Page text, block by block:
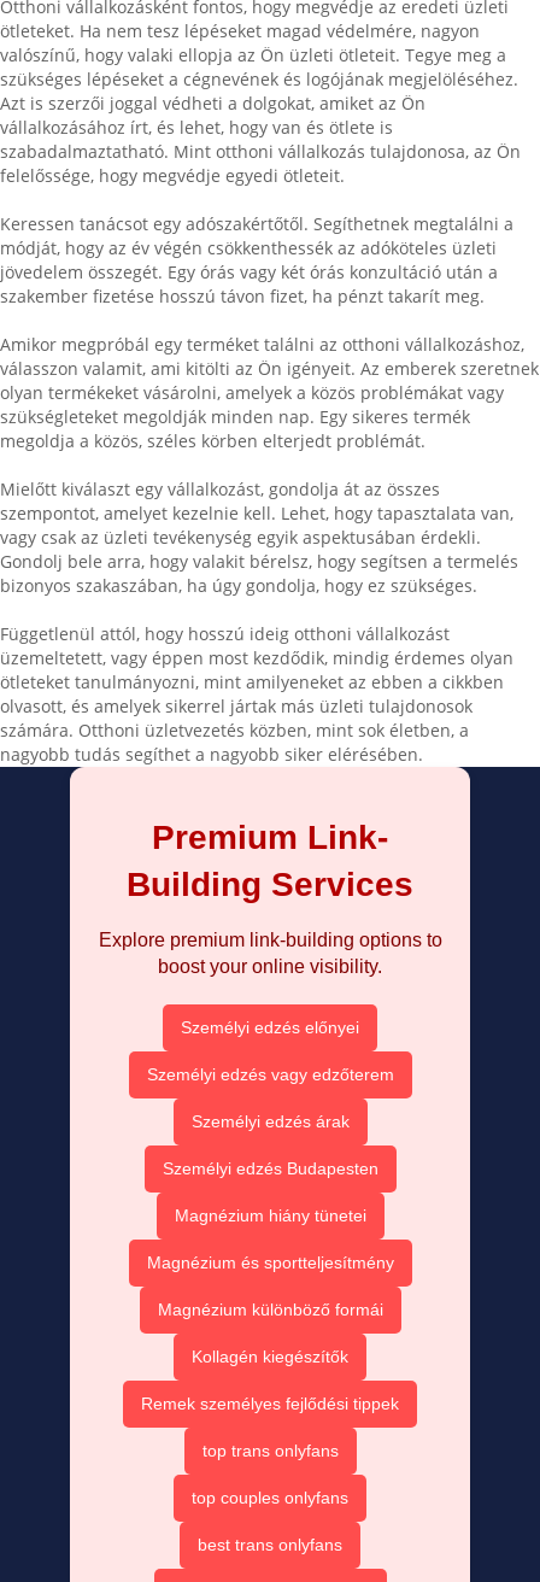
Otthoni vállalkozásként fontos, hogy megvédje az eredeti üzleti
ötleteket. Ha nem tesz lépéseket magad védelmére, nagyon
valószínű, hogy valaki ellopja az Ön üzleti ötleteit. Tegye meg a
szükséges lépéseket a cégnevének és logójának megjelöléséhez.
Azt is szerzői joggal védheti a dolgokat, amiket az Ön
vállalkozásához írt, és lehet, hogy van és ötlete is
szabadalmaztatható. Mint otthoni vállalkozás tulajdonosa, az Ön
felelőssége, hogy megvédje egyedi ötleteit.
Keressen tanácsot egy adószakértőtől. Segíthetnek megtalálni a
módját, hogy az év végén csökkenthessék az adóköteles üzleti
jövedelem összegét. Egy órás vagy két órás konzultáció után a
szakember fizetése hosszú távon fizet, ha pénzt takarít meg.
Amikor megpróbál egy terméket találni az otthoni vállalkozáshoz,
válasszon valamit, ami kitölti az Ön igényeit. Az emberek szeretnek
olyan termékeket vásárolni, amelyek a közös problémákat vagy
szükségleteket megoldják minden nap. Egy sikeres termék
megoldja a közös, széles körben elterjedt problémát.
Mielőtt kiválaszt egy vállalkozást, gondolja át az összes
szempontot, amelyet kezelnie kell. Lehet, hogy tapasztalata van,
vagy csak az üzleti tevékenység egyik aspektusában érdekli.
Gondolj bele arra, hogy valakit bérelsz, hogy segítsen a termelés
bizonyos szakaszában, ha úgy gondolja, hogy ez szükséges.
Függetlenül attól, hogy hosszú ideig otthoni vállalkozást
üzemeltetett, vagy éppen most kezdődik, mindig érdemes olyan
ötleteket tanulmányozni, mint amilyeneket az ebben a cikkben
olvasott, és amelyek sikerrel jártak más üzleti tulajdonosok
számára. Otthoni üzletvezetés közben, mint sok életben, a
nagyobb tudás segíthet a nagyobb siker elérésében.
Premium Link-
Building Services
Explore premium link-building options to
boost your online visibility.
Személyi edzés előnyei
Személyi edzés vagy edzőterem
Személyi edzés árak
Személyi edzés Budapesten
Magnézium hiány tünetei
Magnézium és sportteljesítmény
Magnézium különböző formái
Kollagén kiegészítők
Remek személyes fejlődési tippek
top trans onlyfans
top couples onlyfans
best trans onlyfans